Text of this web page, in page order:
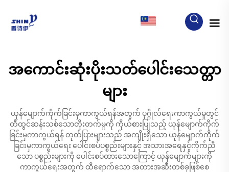
အကောင်းဆုံးပိုးသတ်ပေါင်းသေတ္တာ
များ
ယုန်မျောက်ကိုက်ခြင်းမှကာကွယ်ရန်အတွက် ပုဂ္ဂိုလ်ရေးကာကွယ်မှုတွင်
တီထွင်ဆန်းသစ်သောတိုးတက်မှုကို ကိုယ်စားပြုသည့် ယုန်မျောက်ကိုက်
ခြင်းမှကာကွယ်ရန် တုတ်ပြားများသည် အကျိုးရှိသော ယုန်မျောက်ကိုက်
ခြင်းမှကာကွယ်ရေး ပေါင်းစပ်ပစ္စည်းများနှင့် အသားအရေနှင့်ကိုက်ညီ
သော ပစ္စည်းများကို ပေါင်းစပ်ထားသောကြောင့် ယုန်မျောက်များကို
ကာကွယ်ရေးအတွက် ထိရောက်သော အတားအဆီးတစ်ခုဖြစ်စေ